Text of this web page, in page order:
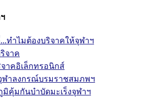
ทำไมต้องบริจาคให้จุฬาฯ
จาค
าคอิเล็กทรอนิกส์
ฬาลงกรณ์บรมราชสมภพฯ
มิคุ้มกันบำบัดมะเร็งจุฬาฯ